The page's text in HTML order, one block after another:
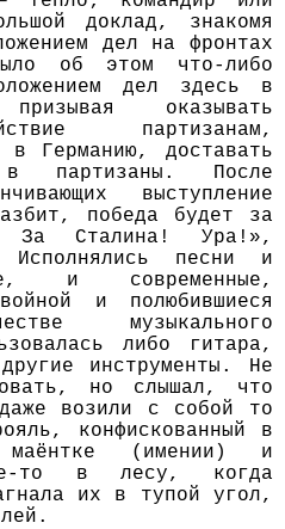
доклад, знакомя
дел на фронтах
об этом что-либо
дел здесь в
оказывать
партизанам,
в Германию, доставать
После
выступление
победа будет за
Сталина! Ура!»,
Исполнялись песни и
и современные,
и полюбившиеся
музыкального
либо гитара,
инструменты. Не
но слышал, что
возили с собой то
конфискованный в
маёнтке (имении) и
то в лесу, когда
их в тупой угол,